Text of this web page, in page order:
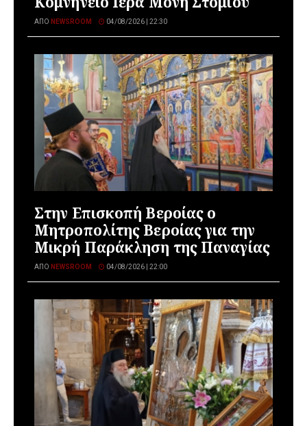
ΑΠΌ NEWSROOM 04/08/2026 | 22:30
Στην Επισκοπή Βεροίας ο
Μητροπολίτης Βεροίας για την
Μικρή Παράκληση της Παναγίας
ΑΠΌ NEWSROOM 04/08/2026 | 22:00